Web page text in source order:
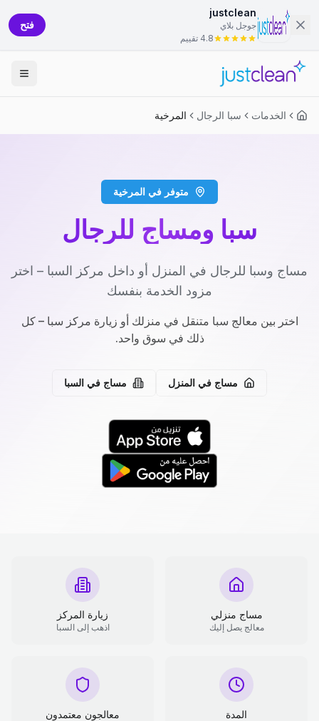
justclean
جوجل بلاي
4.8 تقييم
فتح
الخدمات سبا الرجال المرخية
متوفر في المرخية
سبا ومساج للرجال
مساج وسبا للرجال في المنزل أو داخل مركز السبا – اختر
مزود الخدمة بنفسك
اختر بين معالج سبا متنقل في منزلك أو زيارة مركز سبا – كل
ذلك في سوق واحد.
مساج في المنزل مساج في السبا
مساج منزلي
معالج يصل إليك
زيارة المركز
اذهب إلى السبا
المدة معالجون معتمدون